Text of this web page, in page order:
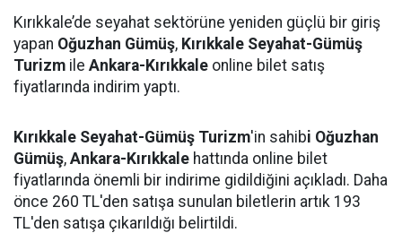
Kırıkkale’de seyahat sektörüne yeniden güçlü bir giriş
yapan Oğuzhan Gümüş, Kırıkkale Seyahat-Gümüş
Turizm ile Ankara-Kırıkkale online bilet satış
fiyatlarında indirim yaptı.
Kırıkkale Seyahat-Gümüş Turizm'in sahibi Oğuzhan
Gümüş, Ankara-Kırıkkale hattında online bilet
fiyatlarında önemli bir indirime gidildiğini açıkladı. Daha
önce 260 TL'den satışa sunulan biletlerin artık 193
TL'den satışa çıkarıldığı belirtildi.